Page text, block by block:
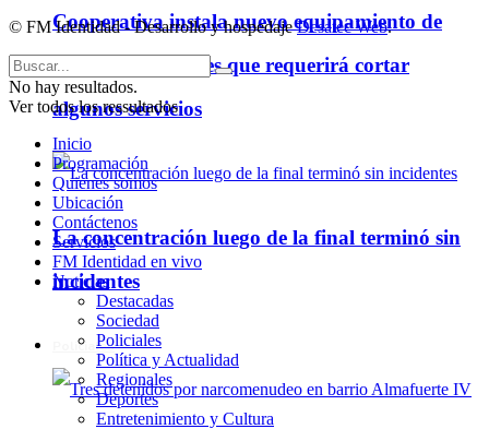
Cooperativa instala nuevo equipamiento de
telecomunicaciones que requerirá cortar
algunos servicios
La concentración luego de la final terminó sin
incidentes
Policiales
© FM Identidad - Desarrollo y hospedajeDesatec Web.
No hay resultados.
Ver todos los ressultados
Inicio
Programación
Quienes somos
Ubicación
Contáctenos
Servicios
FM Identidad en vivo
Noticias
Destacadas
Sociedad
Policiales
Política y Actualidad
Regionales
Deportes
Entretenimiento y Cultura